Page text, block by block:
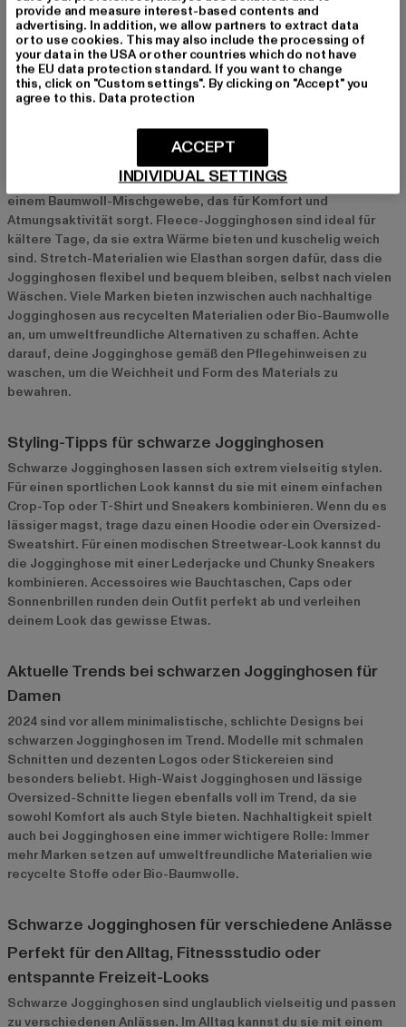
Lässig geschnittene Jogginghosen bieten viel
Bewegungsfreiheit und eignen sich perfekt für
Freizeitaktivitäten oder entspannte Tage zu Hause. Egal,
welche Passform du bevorzugst, schwarze Jogginghosen sind
immer eine modische und bequeme Wahl.
Materialien und Qualität bei schwarzen
Jogginghosen für Damen
Die meisten Jogginghosen bestehen aus Baumwolle oder
einem Baumwoll-Mischgewebe, das für Komfort und
Atmungsaktivität sorgt. Fleece-Jogginghosen sind ideal für
kältere Tage, da sie extra Wärme bieten und kuschelig weich
sind. Stretch-Materialien wie Elasthan sorgen dafür, dass die
Jogginghosen flexibel und bequem bleiben, selbst nach vielen
Wäschen. Viele Marken bieten inzwischen auch nachhaltige
Jogginghosen aus recycelten Materialien oder Bio-Baumwolle
an, um umweltfreundliche Alternativen zu schaffen. Achte
darauf, deine Jogginghose gemäß den Pflegehinweisen zu
waschen, um die Weichheit und Form des Materials zu
bewahren.
Styling-Tipps für schwarze Jogginghosen
Schwarze Jogginghosen lassen sich extrem vielseitig stylen.
Für einen sportlichen Look kannst du sie mit einem einfachen
Crop-Top oder T-Shirt und Sneakers kombinieren. Wenn du es
lässiger magst, trage dazu einen Hoodie oder ein Oversized-
Sweatshirt. Für einen modischen Streetwear-Look kannst du
die Jogginghose mit einer Lederjacke und Chunky Sneakers
kombinieren. Accessoires wie Bauchtaschen, Caps oder
Sonnenbrillen runden dein Outfit perfekt ab und verleihen
deinem Look das gewisse Etwas.
Aktuelle Trends bei schwarzen Jogginghosen für
Damen
2024 sind vor allem minimalistische, schlichte Designs bei
schwarzen Jogginghosen im Trend. Modelle mit schmalen
Schnitten und dezenten Logos oder Stickereien sind
besonders beliebt. High-Waist Jogginghosen und lässige
Oversized-Schnitte liegen ebenfalls voll im Trend, da sie
sowohl Komfort als auch Style bieten. Nachhaltigkeit spielt
auch bei Jogginghosen eine immer wichtigere Rolle: Immer
mehr Marken setzen auf umweltfreundliche Materialien wie
recycelte Stoffe oder Bio-Baumwolle.
Schwarze Jogginghosen für verschiedene Anlässe
Perfekt für den Alltag, Fitnessstudio oder
entspannte Freizeit-Looks
Schwarze Jogginghosen sind unglaublich vielseitig und passen
zu verschiedenen Anlässen. Im Alltag kannst du sie mit einem
provide and measure interest-based contents and
advertising. In addition, we allow partners to extract data
or to use cookies. This may also include the processing of
your data in the USA or other countries which do not have
the EU data protection standard. If you want to change
this, click on "Custom settings". By clicking on "Accept" you
agree to this. Data protection
INDIVIDUAL SETTINGS
ACCEPT